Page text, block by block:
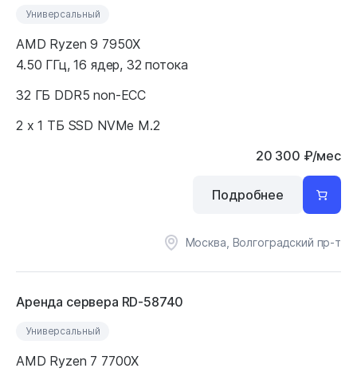
Универсальный
AMD Ryzen 9 7950X
4.50 ГГц, 16 ядер, 32 потока
32 ГБ DDR5 non-ECC
2 x 1 ТБ SSD NVMe M.2
20 300 ₽/мес
Москва, Волгоградский пр-т
Подробнее
Аренда сервера RD-58740
Универсальный
AMD Ryzen 7 7700X